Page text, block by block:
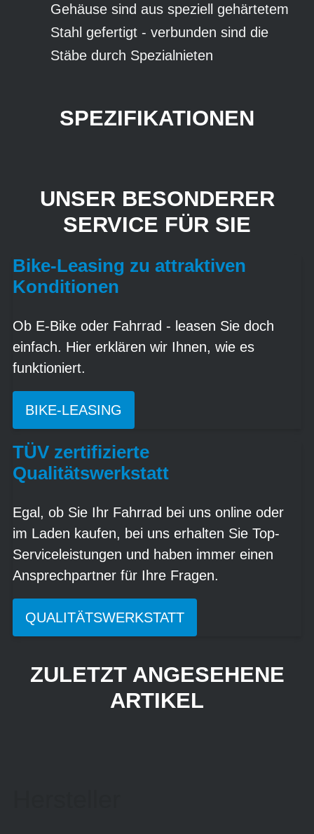
Gehäuse sind aus speziell gehärtetem
Stahl gefertigt - verbunden sind die
Stäbe durch Spezialnieten
SPEZIFIKATIONEN
UNSER BESONDERER
SERVICE FÜR SIE
Bike-Leasing zu attraktiven
Konditionen
Ob E-Bike oder Fahrrad - leasen Sie doch
einfach. Hier erklären wir Ihnen, wie es
funktioniert.
BIKE-LEASING
TÜV zertifizierte
Qualitätswerkstatt
Egal, ob Sie Ihr Fahrrad bei uns online oder
im Laden kaufen, bei uns erhalten Sie Top-
Serviceleistungen und haben immer einen
Ansprechpartner für Ihre Fragen.
QUALITÄTSWERKSTATT
ZULETZT ANGESEHENE
ARTIKEL